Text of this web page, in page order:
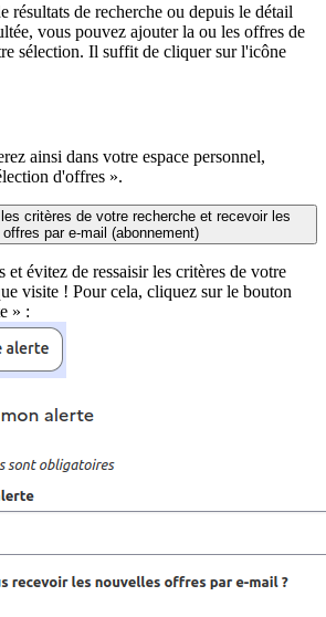
résultats de recherche ou depuis le détail
vous pouvez ajouter la ou les offres de
sélection. Il suffit de cliquer sur l'icône
ainsi dans votre espace personnel,
d'offres ».
critères de votre recherche et recevoir les
offres par e-mail (abonnement)
et évitez de ressaisir les critères de votre
visite ! Pour cela, cliquez sur le bouton
» :